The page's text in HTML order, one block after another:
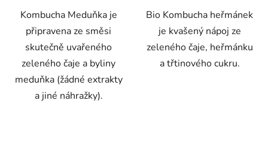
Kombucha Meduňka je
připravena ze směsi
skutečně uvařeného
zeleného čaje a byliny
meduňka (žádné extrakty
a jiné náhražky).
Bio Kombucha heřmánek
je kvašený nápoj ze
zeleného čaje, heřmánku
a třtinového cukru.